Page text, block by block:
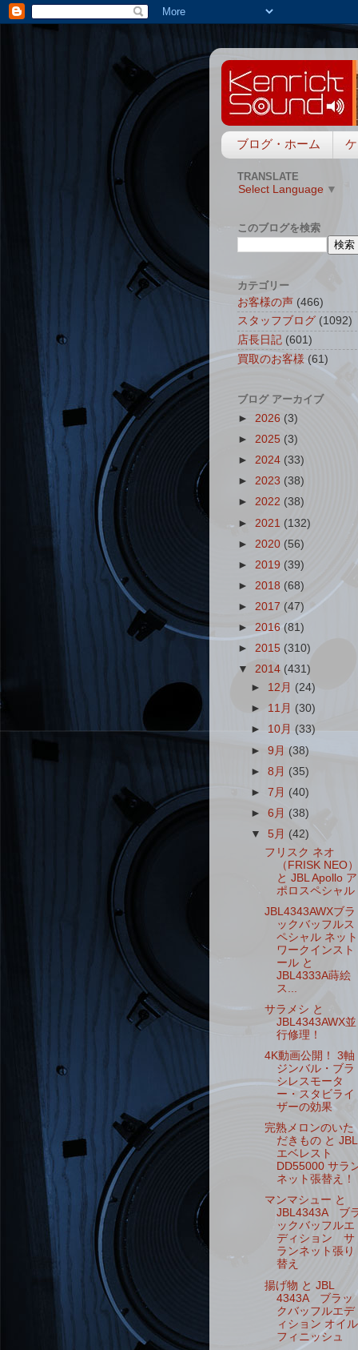
ブログ・ホーム
TRANSLATE
Select Language ▼
このブログを検索
カテゴリー
お客様の声 (466)
スタッフブログ (1092)
店長日記 (601)
買取のお客様 (61)
ブログ アーカイブ
► 2026 (3)
► 2025 (3)
► 2024 (33)
► 2023 (38)
► 2022 (38)
► 2021 (132)
► 2020 (56)
► 2019 (39)
► 2018 (68)
► 2017 (47)
► 2016 (81)
► 2015 (310)
▼ 2014 (431)
► 12月 (24)
► 11月 (30)
► 10月(33)
►9月(38)
►8月 (35)
►7月 (40)
►6月 (38)
▼5月 (42)
フリスク ネオ
（FRISK NEO）
と JBL Apollo ア
ポロスペシャル
JBL4343AWXブラ
ックバッフルス
ペシャル ネット
ワークインスト
ール と
JBL4333A蒔絵
ス...
サラメシ と
JBL4343AWX並
行修理！
4K動画公開！ 3軸
ジンバル・ブラ
シレスモータ
ー・スタビライ
ザーの効果
完熟メロンのいた
だきもの と JBL
エベレスト
DD55000 サラ
ネット張替え！
マンマシュー と
JBL4343A ブ
ックバッフルエ
ディション サ
ランネット張り
替え
揚げ物 と JBL
4343A ブラッ
クバッフルエデ
ィション オイル
フィニッシュ